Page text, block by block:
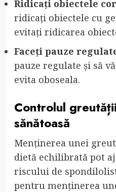
Ridicați obiectele
ridicați obiectele cu
evitați ridicarea
Faceți pauze
pauze regulate și să
evita oboseala.
Controlul
sănătoasă
Menținerea unei
dietă echilibrată pot
riscului de
pentru menținerea